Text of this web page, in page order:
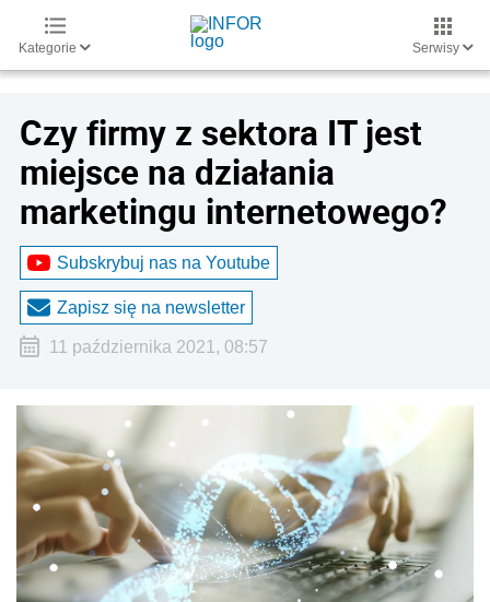
Kategorie Serwisy
Czy firmy z sektora IT jest
miejsce na działania
marketingu internetowego?
Subskrybuj nas na Youtube
Zapisz się na newsletter
11 października 2021, 08:57